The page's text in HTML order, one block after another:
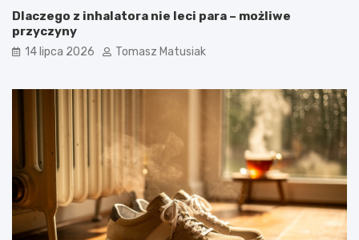
Dlaczego z inhalatora nie leci para – możliwe
przyczyny
14 lipca 2026 Tomasz Matusiak